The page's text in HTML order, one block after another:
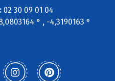
02 30 09 01 04
° , -4,3190163 °